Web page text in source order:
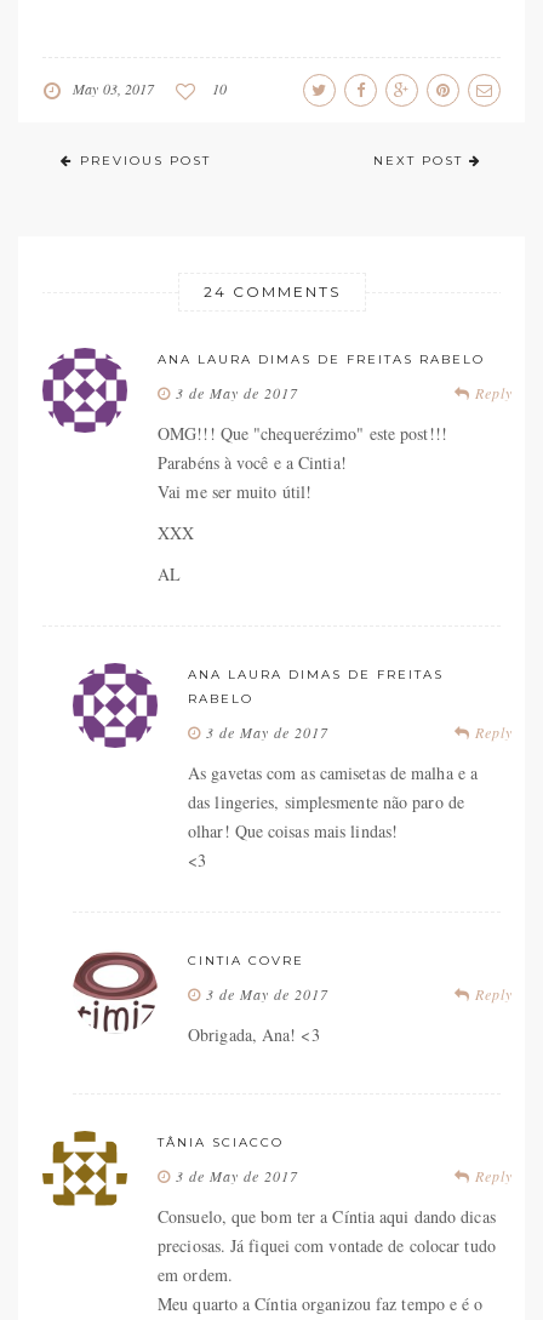
May 03, 2017 10
PREVIOUS POST NEXT POST
24 COMMENTS
ANA LAURA DIMAS DE FREITAS RABELO
Reply
3 de May de 2017
OMG!!! Que "chequerézimo" este post!!!
Parabéns à você e a Cintia!
Vai me ser muito útil!
XXX
AL
ANA LAURA DIMAS DE FREITAS
RABELO
Reply
3 de May de 2017
As gavetas com as camisetas de malha e a
das lingeries, simplesmente não paro de
olhar! Que coisas mais lindas!
<3
CINTIA COVRE
Reply
3 de May de 2017
Obrigada, Ana! <3
TÂNIA SCIACCO
Reply
3 de May de 2017
Consuelo, que bom ter a Cíntia aqui dando dicas
preciosas. Já fiquei com vontade de colocar tudo
em ordem.
Meu quarto a Cíntia organizou faz tempo e é o